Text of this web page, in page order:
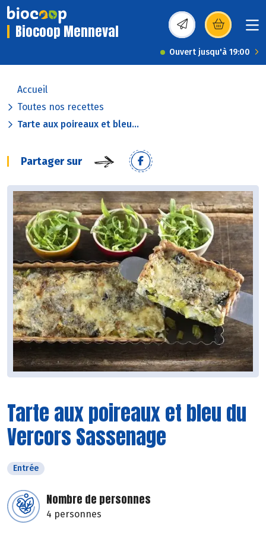
Biocoop Menneval (s’ouvre dans une
Ouvert jusqu'à 19:00
Accueil
Toutes nos recettes
Tarte aux poireaux et bleu...
Partager sur
Tarte aux poireaux et bleu du
Vercors Sassenage
Entrée
Nombre de personnes
4 personnes